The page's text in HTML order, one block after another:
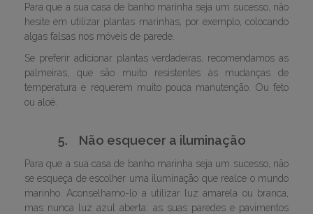
Para que a sua casa de banho marinha seja um sucesso, não
hesite em utilizar plantas marinhas, por exemplo, colocando
algas falsas nos móveis de parede.
Se preferir adicionar plantas verdadeiras, recomendamos as
palmeiras, que são muito resistentes às mudanças de
temperatura e requerem muito pouca manutenção. Ou feto
ou aloé.
5. Não esquecer a iluminação
Para que a sua casa de banho marinha seja um sucesso, não
se esqueça de escolher uma iluminação que realce o mundo
marinho. Aconselhamo-lo a utilizar luz amarela ou branca,
mas nunca luz azul aberta: as suas paredes e pavimentos